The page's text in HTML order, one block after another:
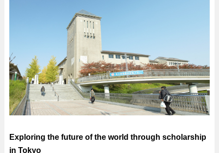
Exploring the future of the world through scholarship
in Tokyo